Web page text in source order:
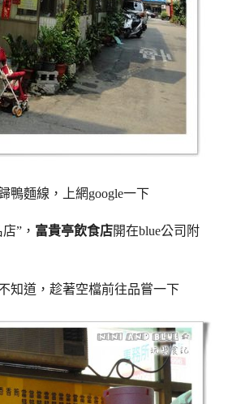
鴨麵線，上網google一下
”， 富貴亭飲食店開在blue公司附
知道，趁著空檔前往品嘗一下